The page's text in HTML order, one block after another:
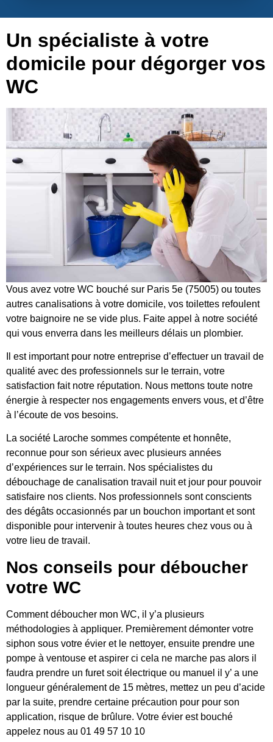
Un spécialiste à votre
domicile pour dégorger vos
WC
Vous avez votre WC bouché sur Paris 5e (75005) ou toutes
autres canalisations à votre domicile, vos toilettes refoulent
votre baignoire ne se vide plus. Faite appel à notre société
qui vous enverra dans les meilleurs délais un plombier.
Il est important pour notre entreprise d’effectuer un travail de
qualité avec des professionnels sur le terrain, votre
satisfaction fait notre réputation. Nous mettons toute notre
énergie à respecter nos engagements envers vous, et d’être
à l’écoute de vos besoins.
La société Laroche sommes compétente et honnête,
reconnue pour son sérieux avec plusieurs années
d’expériences sur le terrain. Nos spécialistes du
débouchage de canalisation travail nuit et jour pour pouvoir
satisfaire nos clients. Nos professionnels sont conscients
des dégâts occasionnés par un bouchon important et sont
disponible pour intervenir à toutes heures chez vous ou à
votre lieu de travail.
Nos conseils pour déboucher
votre WC
Comment déboucher mon WC, il y’a plusieurs
méthodologies à appliquer. Premièrement démonter votre
siphon sous votre évier et le nettoyer, ensuite prendre une
pompe à ventouse et aspirer ci cela ne marche pas alors il
faudra prendre un furet soit électrique ou manuel il y’ a une
longueur généralement de 15 mètres, mettez un peu d’acide
par la suite, prendre certaine précaution pour pour son
application, risque de brûlure. Votre évier est bouché
appelez nous au 01 49 57 10 10